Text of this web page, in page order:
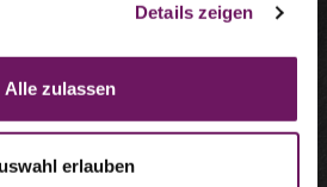
Details zeigen
Alle zulassen
erlauben
resistenza alla temperatura
alte temperature.
a base di molibdeno da Litty?